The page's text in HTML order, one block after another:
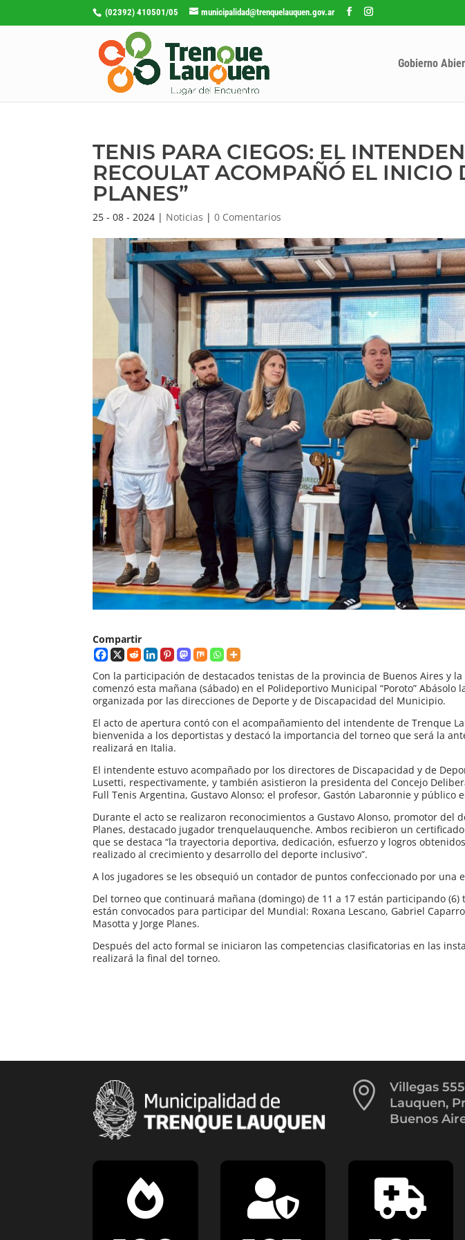
(02392) 410501/05 municipalidad@trenquelauquen.gov.ar
Gobierno
TENIS PARA CIEGOS: EL
RECOULAT ACOMPAÑÓ EL INICIO
PLANES”
25 - 08 - 2024 | Noticias |0 Comentarios
Compartir
Con la participación de destacados tenistas de la provincia de Buenos Aires y
comenzó esta mañana (sábado) en el Polideportivo Municipal “Poroto” Abásolo
organizada por las direcciones de Deporte y de Discapacidad del Municipio.
El acto de apertura contó con el acompañamiento del intendente de Trenque
bienvenida a los deportistas y destacó la importancia del torneo que será la
realizará en Italia.
El intendente estuvo acompañado por los directores de Discapacidad y de
Lusetti, respectivamente, y también asistieron la presidenta del Concejo
Full Tenis Argentina, Gustavo Alonso; el profesor, Gastón Labaronnie y público
Durante el acto se realizaron reconocimientos a Gustavo Alonso, promotor del
Planes, destacado jugador trenquelauquenche. Ambos recibieron un
que se destaca “la trayectoria deportiva, dedicación, esfuerzo y logros
realizado al crecimiento y desarrollo del deporte inclusivo”.
A los jugadores se les obsequió un contador de puntos confeccionado por una
Del torneo que continuará mañana (domingo) de 11 a 17 están participando
están convocados para participar del Mundial: Roxana Lescano, Gabriel
Masotta y Jorge Planes.
Después del acto formal se iniciaron las competencias clasificatorias en las
realizará la final del torneo.

Villegas
Lauquen,
Buenos
  